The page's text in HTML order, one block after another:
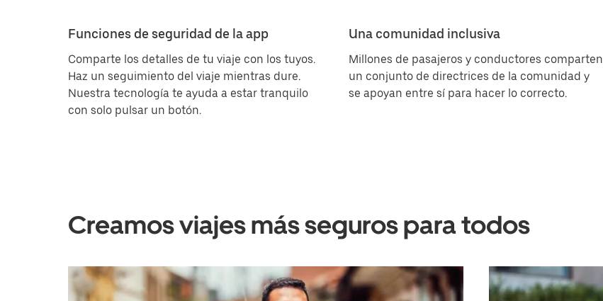
Funciones de seguridad de la app
Comparte los detalles de tu viaje con los tuyos.
Haz un seguimiento del viaje mientras dure.
Nuestra tecnología te ayuda a estar tranquilo
con solo pulsar un botón.
Una comunidad inclusiva
Millones de pasajeros y conductores comparten
un conjunto de directrices de la comunidad y
se apoyan entre sí para hacer lo correcto.
Creamos viajes más seguros para todos